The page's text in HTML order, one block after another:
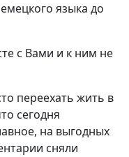
языка до
с Вами и к ним не
переехать жить в
сегодня
на выгодных
сняли